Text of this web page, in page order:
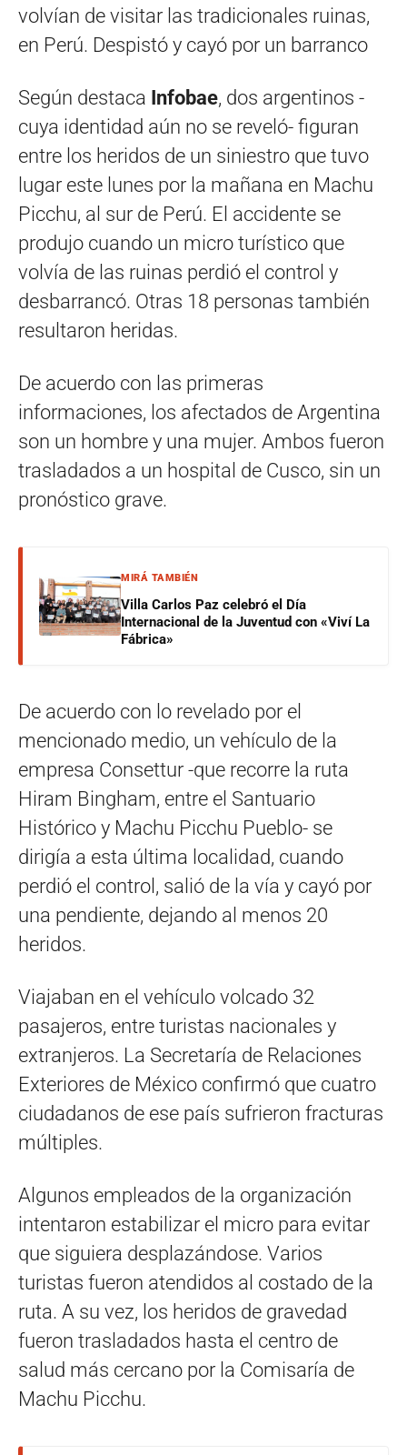
volvían de visitar las tradicionales ruinas,
en Perú. Despistó y cayó por un barranco
Según destaca Infobae, dos argentinos -
cuya identidad aún no se reveló- figuran
entre los heridos de un siniestro que tuvo
lugar este lunes por la mañana en Machu
Picchu, al sur de Perú. El accidente se
produjo cuando un micro turístico que
volvía de las ruinas perdió el control y
desbarrancó. Otras 18 personas también
resultaron heridas.
De acuerdo con las primeras
informaciones, los afectados de Argentina
son un hombre y una mujer. Ambos fueron
trasladados a un hospital de Cusco, sin un
pronóstico grave.
MIRÁ TAMBIÉN
Villa Carlos Paz celebró el Día
Internacional de la Juventud con «Viví La
Fábrica»
De acuerdo con lo revelado por el
mencionado medio, un vehículo de la
empresa Consettur -que recorre la ruta
Hiram Bingham, entre el Santuario
Histórico y Machu Picchu Pueblo- se
dirigía a esta última localidad, cuando
perdió el control, salió de la vía y cayó por
una pendiente, dejando al menos 20
heridos.
Viajaban en el vehículo volcado 32
pasajeros, entre turistas nacionales y
extranjeros. La Secretaría de Relaciones
Exteriores de México confirmó que cuatro
ciudadanos de ese país sufrieron fracturas
múltiples.
Algunos empleados de la organización
intentaron estabilizar el micro para evitar
que siguiera desplazándose. Varios
turistas fueron atendidos al costado de la
ruta. A su vez, los heridos de gravedad
fueron trasladados hasta el centro de
salud más cercano por la Comisaría de
Machu Picchu.